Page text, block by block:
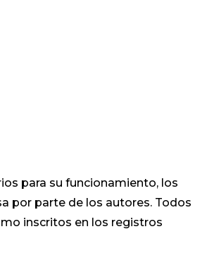
para su funcionamiento, los
por parte de los autores. Todos
inscritos en los registros